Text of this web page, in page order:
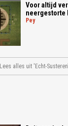
Voor altijd
neergestorte
pey
Lees alles uit 'Echt-Susteren'